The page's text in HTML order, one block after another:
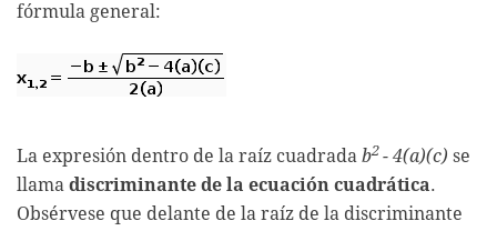
fórmula general:
La expresión dentro de la raíz cuadrada b2 - 4(a)(c) se
llama discriminante de la ecuación cuadrática.
Obsérvese que delante de la raíz de la discriminante